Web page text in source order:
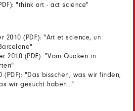
"think art - act science"
2010 (PDF): "Art et science, un
2010 (PDF): "Vom Quaken in
(PDF): "Das bisschen, was wir finden,
wir gesucht haben…"